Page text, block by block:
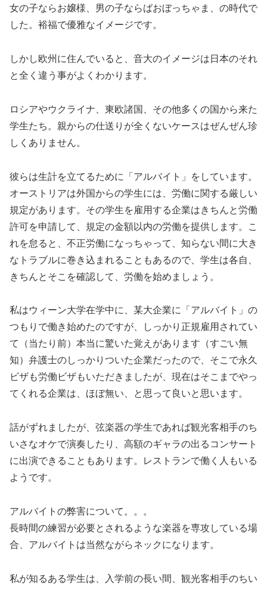
女の子ならお嬢様、男の子ならばおぼっちゃま、の時代で
した。裕福で優雅なイメージです。
しかし欧州に住んでいると、音大のイメージは日本のそれ
と全く違う事がよくわかります。
ロシアやウクライナ、東欧諸国、その他多くの国から来た
学生たち。親からの仕送りが全くないケースはぜんぜん珍
しくありません。
彼らは生計を立てるために「アルバイト」をしています。
オーストリアは外国からの学生には、労働に関する厳しい
規定があります。その学生を雇用する企業はきちんと労働
許可を申請して、規定の金額以内の労働を提供します。こ
れを怠ると、不正労働になっちゃって、知らない間に大き
なトラブルに巻き込まれることもあるので、学生は各自、
きちんとそこを確認して、労働を始めましょう。
私はウィーン大学在学中に、某大企業に「アルバイト」の
つもりで働き始めたのですが、しっかり正規雇用されてい
て（当たり前）本当に驚いた覚えがあります（すごい無
知）弁護士のしっかりついた企業だったので、そこで永久
ビザも労働ビザもいただきましたが、現在はそこまでやっ
てくれる企業は、ほぼ無い、と思って良いと思います。
話がずれましたが、弦楽器の学生であれば観光客相手のち
いさなオケで演奏したり、高額のギャラの出るコンサート
に出演できることもあります。レストランで働く人もいる
ようです。
アルバイトの弊害について。。。
長時間の練習が必要とされるような楽器を専攻している場
合、アルバイトは当然ながらネックになります。
私が知るある学生は、入学前の長い間、観光客相手のちい